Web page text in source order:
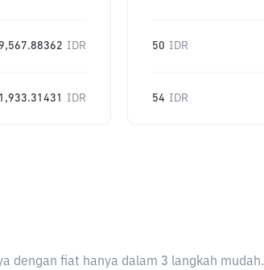
IDR
IDR
50 IDR
54 IDR
dengan fiat hanya dalam 3 langkah mudah.